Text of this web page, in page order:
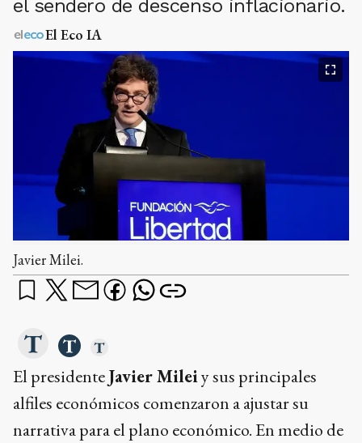
el sendero de descenso inflacionario.
El Eco IA
Javier Milei.
El presidenteJavier Mileiy sus principales
alfiles económicos comenzaron a ajustar su
narrativa para el plano económico. En medio de